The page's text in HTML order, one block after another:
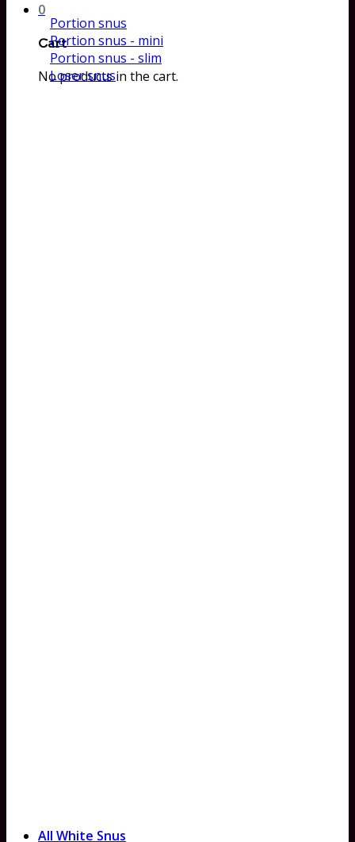
0
Cart
No products in the cart.
Portion snus
Portion snus - mini
Portion snus - slim
Loser snus
All White Snus